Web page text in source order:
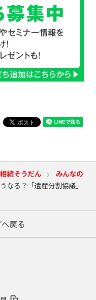
相続そうだん
みんなの
なる？「遺産分割協議」
戻る